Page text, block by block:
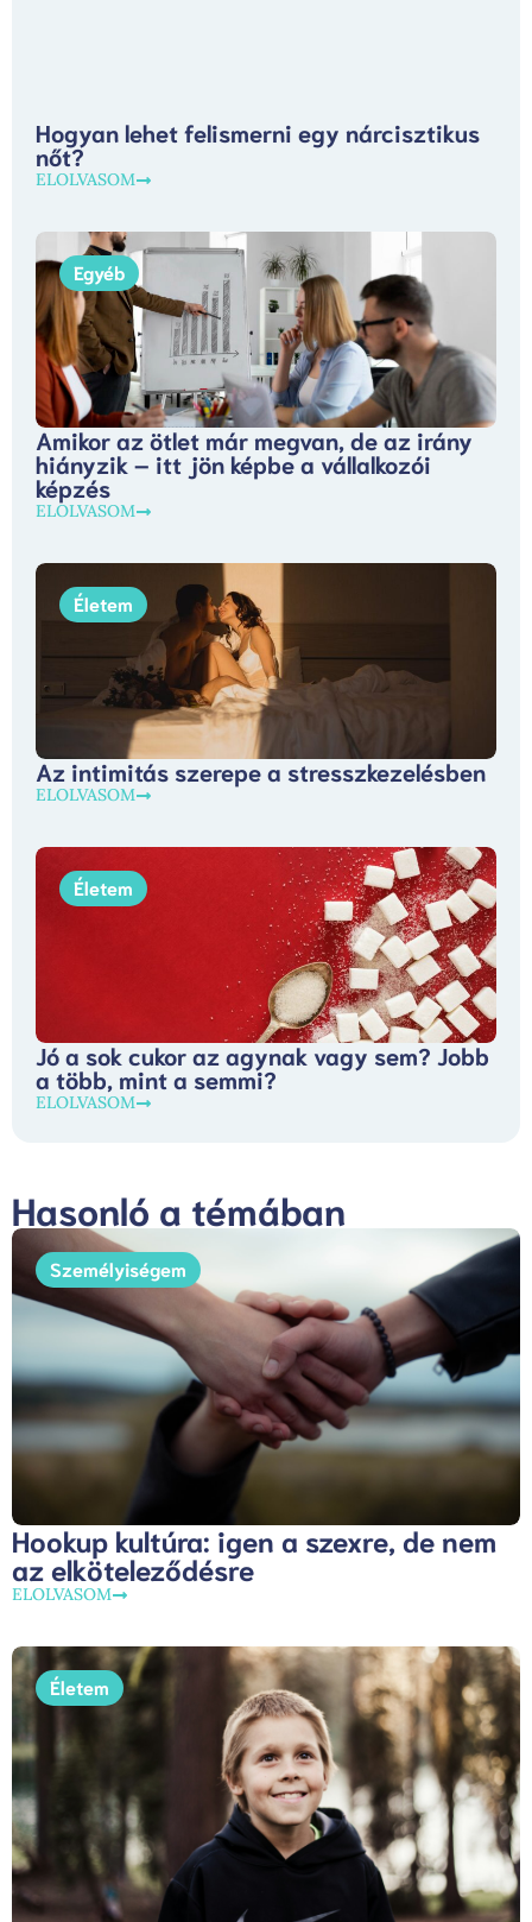
Hogyan lehet felismerni egy nárcisztikus
nőt?
ELOLVASOM
Egyéb
Amikor az ötlet már megvan, de az irány
hiányzik – itt jön képbe a vállalkozói
képzés
ELOLVASOM
Életem
Az intimitás szerepe a stresszkezelésben
ELOLVASOM
Életem
Jó a sok cukor az agynak vagy sem? Jobb
a több, mint a semmi?
ELOLVASOM
Hasonló a témában
Személyiségem
Hookup kultúra: igen a szexre, de nem
az elköteleződésre
ELOLVASOM
Életem